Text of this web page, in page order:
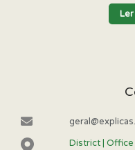
District |